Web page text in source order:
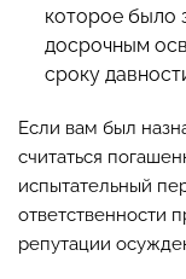
которое было
досрочным
сроку
Если вам был
считаться
испытательный
ответственности
репутации